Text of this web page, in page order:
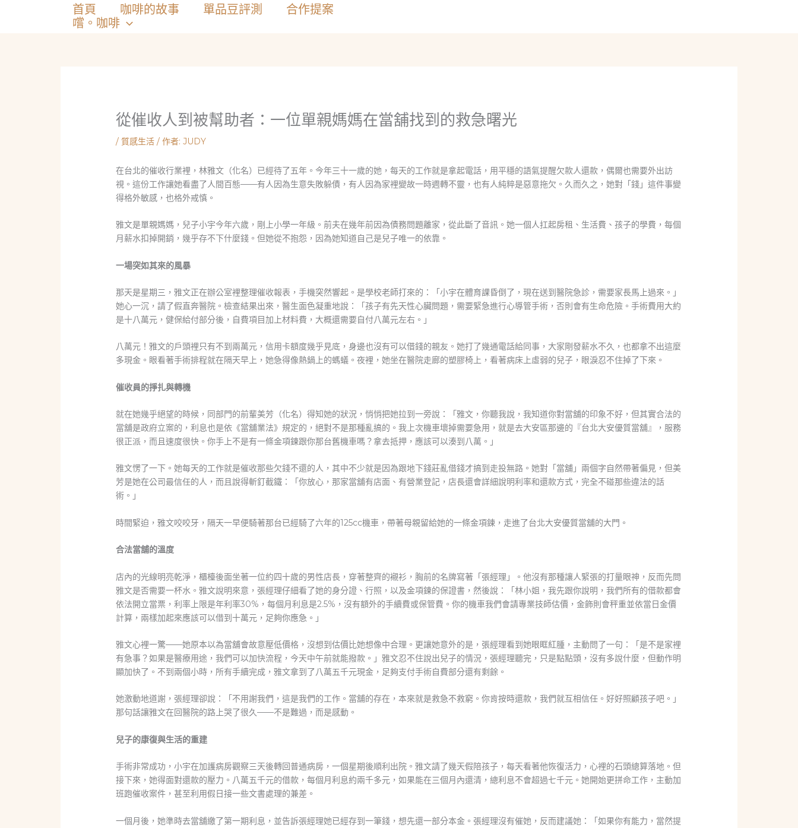
首頁 咖啡的故事 單品豆評測
合作提案
嚐。咖啡
從催收人到被幫助者：一位單親媽媽在當舖找到的救急曙光
/質感生活 / 作者:JUDY
在台北的催收行業裡，林雅文（化名）已經待了五年。今年三十一歲的她，每天的工作就是拿起電話，用平穩的語氣提醒欠款人還款，偶爾也需要外出訪
視。這份工作讓她看盡了人間百態——有人因為生意失敗躲債，有人因為家裡變故一時週轉不靈，也有人純粹是惡意拖欠。久而久之，她對「錢」這件事變
得格外敏感，也格外戒慎。
雅文是單親媽媽，兒子小宇今年六歲，剛上小學一年級。前夫在幾年前因為債務問題離家，從此斷了音訊。她一個人扛起房租、生活費、孩子的學費，每個
月薪水扣掉開銷，幾乎存不下什麼錢。但她從不抱怨，因為她知道自己是兒子唯一的依靠。
一場突如其來的風暴
那天是星期三，雅文正在辦公室裡整理催收報表，手機突然響起。是學校老師打來的：「小宇在體育課昏倒了，現在送到醫院急診，需要家長馬上過來。」
她心一沉，請了假直奔醫院。檢查結果出來，醫生面色凝重地說：「孩子有先天性心臟問題，需要緊急進行心導管手術，否則會有生命危險。手術費用大約
是十八萬元，健保給付部分後，自費項目加上材料費，大概還需要自付八萬元左右。」
八萬元！雅文的戶頭裡只有不到兩萬元，信用卡額度幾乎見底，身邊也沒有可以借錢的親友。她打了幾通電話給同事，大家剛發薪水不久，也都拿不出這麼
多現金。眼看著手術排程就在隔天早上，她急得像熱鍋上的螞蟻。夜裡，她坐在醫院走廊的塑膠椅上，看著病床上虛弱的兒子，眼淚忍不住掉了下來。
催收員的掙扎與轉機
就在她幾乎絕望的時候，同部門的前輩美芳（化名）得知她的狀況，悄悄把她拉到一旁說：「雅文，你聽我說，我知道你對當舖的印象不好，但其實合法的
當舖是政府立案的，利息也是依《當舖業法》規定的，絕對不是那種亂搞的。我上次機車壞掉需要急用，就是去大安區那邊的『台北大安優質當舖』，服務
很正派，而且速度很快。你手上不是有一條金項鍊跟你那台舊機車嗎？拿去抵押，應該可以湊到八萬。」
雅文愣了一下。她每天的工作就是催收那些欠錢不還的人，其中不少就是因為跟地下錢莊亂借錢才搞到走投無路。她對「當舖」兩個字自然帶著偏見，但美
芳是她在公司最信任的人，而且說得斬釘截鐵：「你放心，那家當舖有店面、有營業登記，店長還會詳細說明利率和還款方式，完全不碰那些違法的話
術。」
時間緊迫，雅文咬咬牙，隔天一早便騎著那台已經騎了六年的125cc機車，帶著母親留給她的一條金項鍊，走進了台北大安優質當舖的大門。
合法當舖的溫度
店內的光線明亮乾淨，櫃檯後面坐著一位約四十歲的男性店長，穿著整齊的襯衫，胸前的名牌寫著「張經理」。他沒有那種讓人緊張的打量眼神，反而先問
雅文是否需要一杯水。雅文說明來意，張經理仔細看了她的身分證、行照，以及金項鍊的保證書，然後說：「林小姐，我先跟你說明，我們所有的借款都會
依法開立當票，利率上限是年利率30%，每個月利息是2.5%，沒有額外的手續費或保管費。你的機車我們會請專業技師估價，金飾則會秤重並依當日金價
計算，兩樣加起來應該可以借到十萬元，足夠你應急。」
雅文心裡一驚——她原本以為當舖會故意壓低價格，沒想到估價比她想像中合理。更讓她意外的是，張經理看到她眼眶紅腫，主動問了一句：「是不是家裡
有急事？如果是醫療用途，我們可以加快流程，今天中午前就能撥款。」雅文忍不住說出兒子的情況，張經理聽完，只是點點頭，沒有多說什麼，但動作明
顯加快了。不到兩個小時，所有手續完成，雅文拿到了八萬五千元現金，足夠支付手術自費部分還有剩餘。
她激動地道謝，張經理卻說：「不用謝我們，這是我們的工作。當舖的存在，本來就是救急不救窮。你肯按時還款，我們就互相信任。好好照顧孩子吧。」
那句話讓雅文在回醫院的路上哭了很久——不是難過，而是感動。
兒子的康復與生活的重建
手術非常成功，小宇在加護病房觀察三天後轉回普通病房，一個星期後順利出院。雅文請了幾天假陪孩子，每天看著他恢復活力，心裡的石頭總算落地。但
接下來，她得面對還款的壓力。八萬五千元的借款，每個月利息約兩千多元，如果能在三個月內還清，總利息不會超過七千元。她開始更拼命工作，主動加
班跑催收案件，甚至利用假日接一些文書處理的兼差。
一個月後，她準時去當舖繳了第一期利息，並告訴張經理她已經存到一筆錢，想先還一部分本金。張經理沒有催她，反而建議她：「如果你有能力，當然提